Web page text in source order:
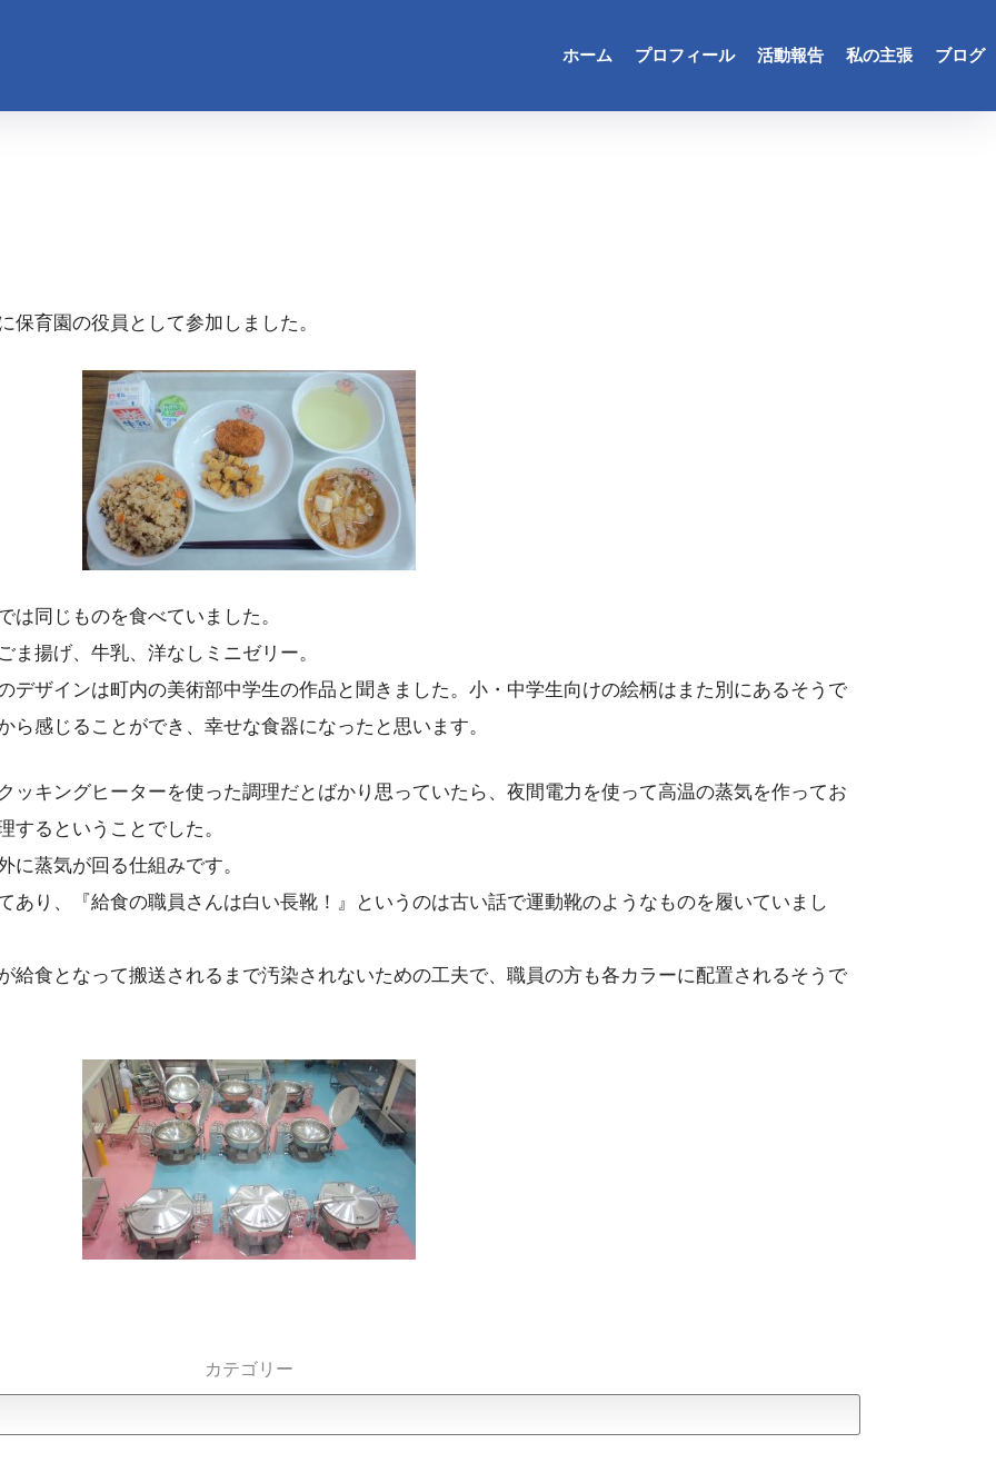
ホーム プロフィール 活動報告 私の主張 ブログ
育園の役員として参加しました。
同じものを食べていました。
揚げ、牛乳、洋なしミニゼリー。
デザインは町内の美術部中学生の作品と聞きました。小・中学生向けの絵柄はまた別にあるそうで
感じることができ、幸せな食器になったと思います。
ッキングヒーターを使った調理だとばかり思っていたら、夜間電力を使って高温の蒸気を作ってお
するということでした。
に蒸気が回る仕組みです。
あり、『給食の職員さんは白い長靴！』というのは古い話で運動靴のようなものを履いていまし
食となって搬送されるまで汚染されないための工夫で、職員の方も各カラーに配置されるそうで
カテゴリー